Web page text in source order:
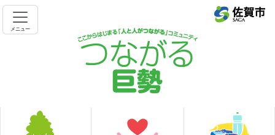
メニュー